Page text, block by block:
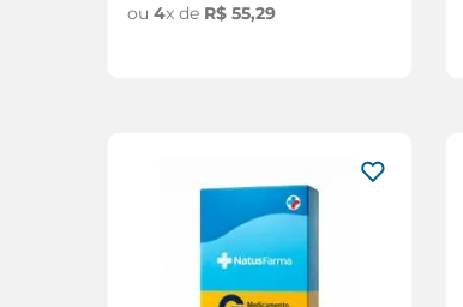
ou4x de R$ 55,29